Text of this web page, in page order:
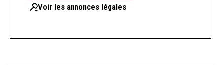
Voir les annonces légales